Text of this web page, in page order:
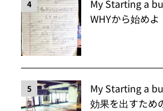
4
My Starting a
WHYから始めよ
5
My Starting a
効果を出すため